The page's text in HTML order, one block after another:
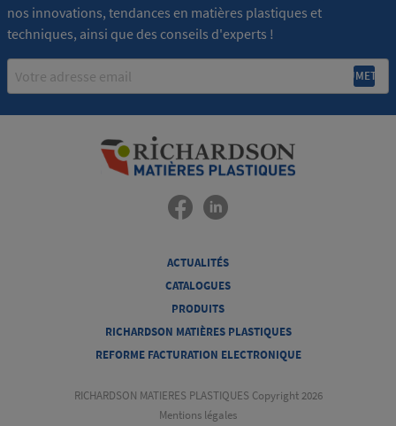
nos innovations, tendances en matières plastiques et
techniques, ainsi que des conseils d'experts !
Email
ACTUALITÉS
CATALOGUES
PRODUITS
RICHARDSON MATIÈRES PLASTIQUES
REFORME FACTURATION ELECTRONIQUE
RICHARDSON MATIERES PLASTIQUES Copyright 2026
Mentions légales